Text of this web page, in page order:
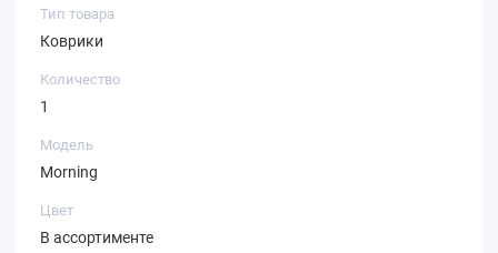
Тип товара
Коврики
Количество
1
Модель
Morning
Цвет
В ассортименте